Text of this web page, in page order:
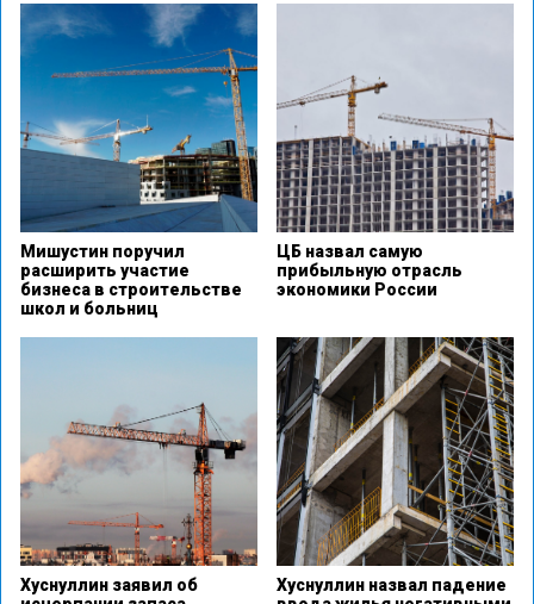
Мишустин поручил
расширить участие
бизнеса в строительстве
школ и больниц
ЦБ назвал самую
прибыльную отрасль
экономики России
Хуснуллин заявил об
Хуснуллин назвал падение